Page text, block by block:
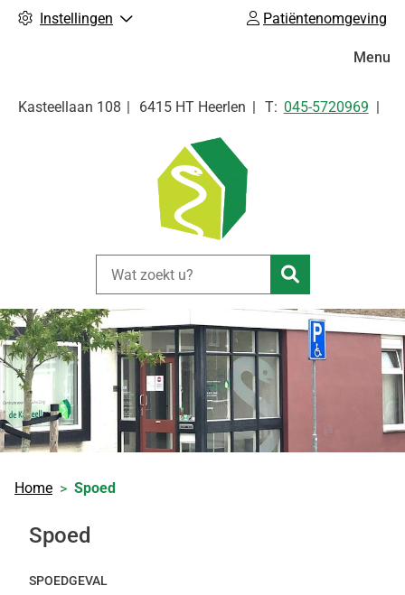
Instellingen Patiëntenomgeving
Kasteellaan 108 6415 HT Heerlen Tel:
045-5720969
Zoeken
Menu
Home Spoed
Spoed
SPOEDGEVAL